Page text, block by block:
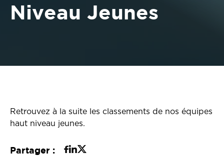
Niveau Jeunes
Retrouvez à la suite les classements de nos équipes
haut niveau jeunes.
Partager :